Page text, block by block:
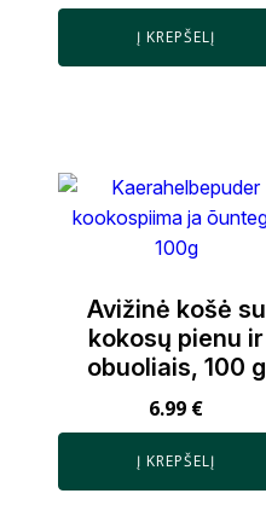
Į KREPŠELĮ
Avižinė košė su
kokosų pienu ir
obuoliais, 100 g
6.99 €
Į KREPŠELĮ